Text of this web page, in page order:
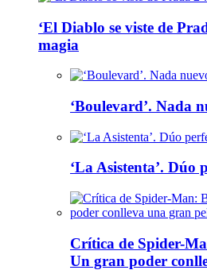
‘El Diablo se viste de
magia
‘Boulevard’. Nada
‘La Asistenta’. Dúo
Crítica de Spider-
Un gran poder